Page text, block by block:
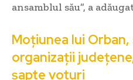
ansamblul său”, a
Moțiunea lui
organizații
șapte voturi